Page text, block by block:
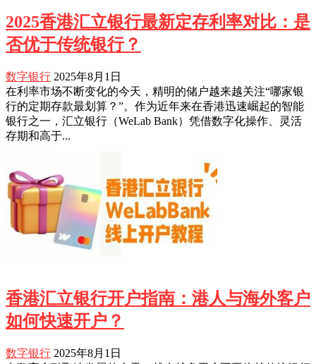
2025香港汇立银行最新定存利率对比：是
否优于传统银行？
数字银行 2025年8月1日
在利率市场不断变化的今天，精明的储户越来越关注“哪家银
行的定期存款最划算？”。作为近年来在香港迅速崛起的智能
银行之一，汇立银行（WeLab Bank）凭借数字化操作、灵活
存期和高于...
香港汇立银行开户指南：港人与海外客户
如何快速开户？
数字银行 2025年8月1日